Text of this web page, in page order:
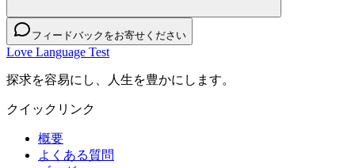
フィードバックをお寄せください
Love Language Test
探求を容易にし、人生を豊かにします。
クイックリンク
概要
よくある質問